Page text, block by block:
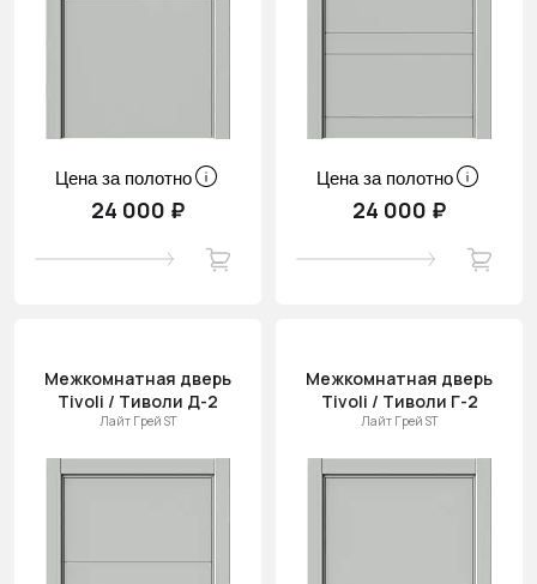
Цена за полотно
24 000 ₽
Цена за полотно
24 000 ₽
Межкомнатная дверь
Tivoli / Тиволи Д-2
Лайт Грей ST
Межкомнатная дверь
Tivoli / Тиволи Г-2
Лайт Грей ST